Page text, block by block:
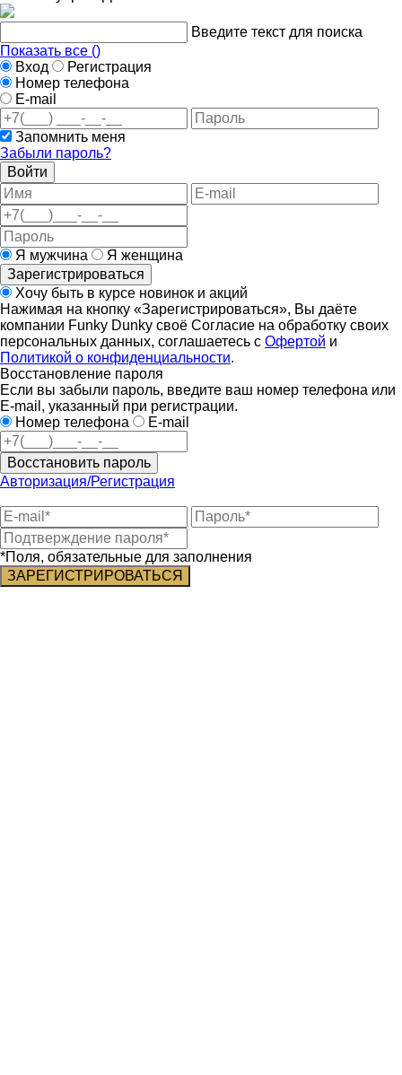
Введите текст для поиска
Показать все ()
Вход
Регистрация
Номер телефона
E-mail
Запомнить меня
Забыли пароль?
Войти
Я мужчина
Я женщина
Зарегистрироваться
Хочу быть в курсе новинок и акций
Нажимая на кнопку «Зарегистрироваться», Вы даёте
компании Funky Dunky своё Согласие на обработку своих
персональных данных, соглашаетесь с Офертой и
Политикой о конфиденциальности.
Восстановление пароля
Если вы забыли пароль, введите ваш номер телефона или
E-mail, указанный при регистрации.
Номер телефона
E-mail
Восстановить пароль
Авторизация/Регистрация
*Поля, обязательные для заполнения